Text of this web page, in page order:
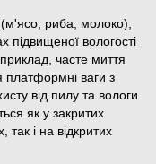
риба, молоко),
підвищеної вологості
часте миття
платформні ваги з
від пилу та вологи
як у закритих
і на відкритих